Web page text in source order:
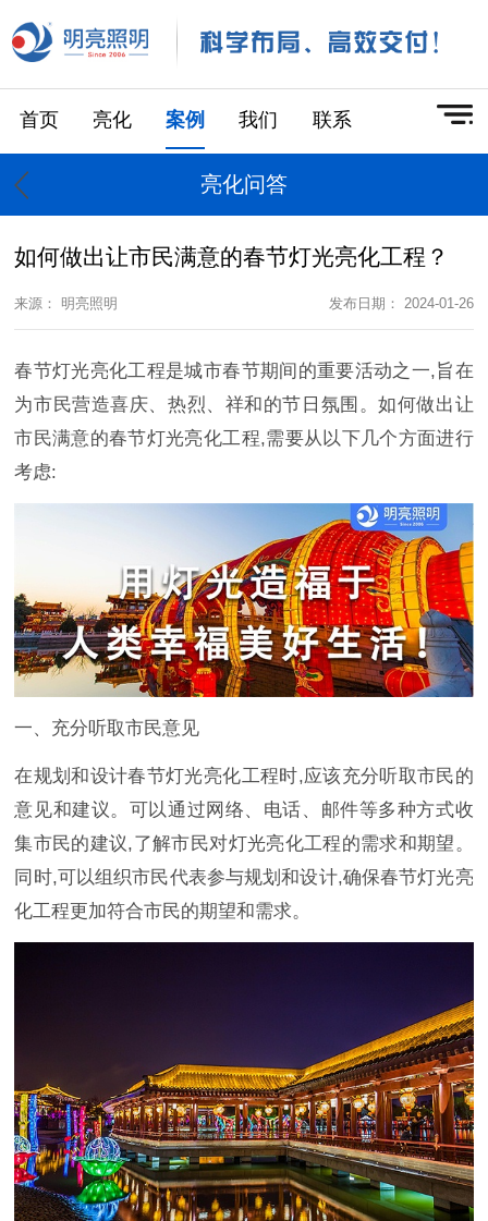
首页 亮化 案例 我们 联系
亮化问答
如何做出让市民满意的春节灯光亮化工程？
来源： 明亮照明 发布日期： 2024-01-26
春节灯光亮化工程是城市春节期间的重要活动之一,旨在
为市民营造喜庆、热烈、祥和的节日氛围。如何做出让
市民满意的春节灯光亮化工程,需要从以下几个方面进行
考虑:
一、充分听取市民意见
在规划和设计春节灯光亮化工程时,应该充分听取市民的
意见和建议。可以通过网络、电话、邮件等多种方式收
集市民的建议,了解市民对灯光亮化工程的需求和期望。
同时,可以组织市民代表参与规划和设计,确保春节灯光亮
化工程更加符合市民的期望和需求。